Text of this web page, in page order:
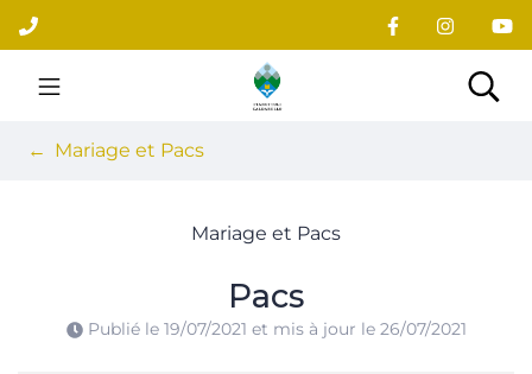
Aller
au
contenu
Site officiel du village
Mariage et Pacs
Mariage et Pacs
Pacs
Publié le 19/07/2021 et mis à jour le 26/07/2021